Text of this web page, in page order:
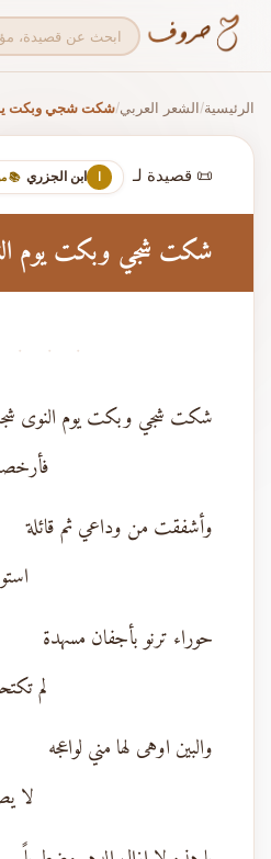
الرئيسية/الشعر العربي/شكت شجي وبكت
📜 قصيدة لـ ا ابن الجزري 📚
شكت شجي وبكت يوم
· · ·
شكت شجي وبكت يوم النوى
وأشفقت من وداعي ثم قائلة
حوراء ترنو بأجفان مسهدة
لم
والبين اوهى لها مني لواعجه
لا